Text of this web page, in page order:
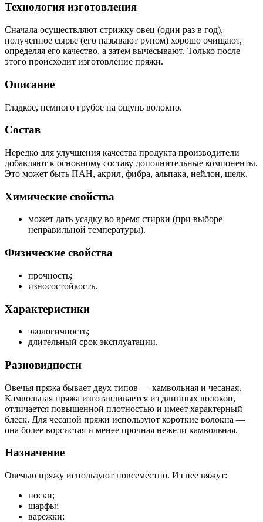
Технология изготовления
Сначала осуществляют стрижку овец (один раз в год),
полученное сырье (его называют руном) хорошо очищают,
определяя его качество, а затем вычесывают. Только после
этого происходит изготовление пряжи.
Описание
Гладкое, немного грубое на ощупь волокно.
Состав
Нередко для улучшения качества продукта производители
добавляют к основному составу дополнительные компоненты.
Это может быть ПАН, акрил, фибра, альпака, нейлон, шелк.
Химические свойства
может дать усадку во время стирки (при выборе
неправильной температуры).
Физические свойства
прочность;
износостойкость.
Характеристики
экологичность;
длительный срок эксплуатации.
Разновидности
Овечья пряжа бывает двух типов — камвольная и чесаная.
Камвольная пряжа изготавливается из длинных волокон,
отличается повышенной плотностью и имеет характерный
блеск. Для чесаной пряжи используют короткие волокна —
она более ворсистая и менее прочная нежели камвольная.
Назначение
Овечью пряжу используют повсеместно. Из нее вяжут:
носки;
шарфы;
варежки;